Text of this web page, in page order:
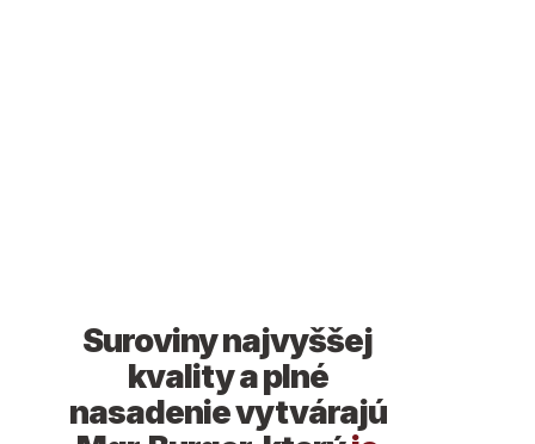
Suroviny najvyššej
kvality a plné
nasadenie vytvárajú